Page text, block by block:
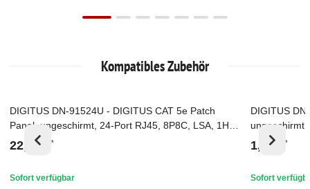
Kompatibles Zubehör
Top
DIGITUS DN-91524U - DIGITUS CAT 5e Patch
Panel, ungeschirmt, 24-Port RJ45, 8P8C, LSA, 1HE,
Rack Mount, sw, 482x44x109
22,80 € *
Sofort verfügbar
Top
DIGITUS
ungeschirmt
1,30 € *
Sofort